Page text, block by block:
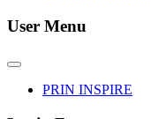
User Menu
PRIN INSPIRE